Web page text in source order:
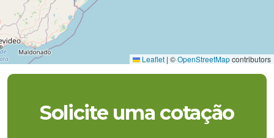
Leaflet | ©OpenStreetMapcontributors
Solicite uma cotação